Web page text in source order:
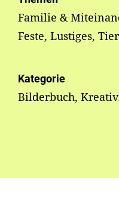
Familie &
Feste, Lustiges,
Kategorie
Bilderbuch,